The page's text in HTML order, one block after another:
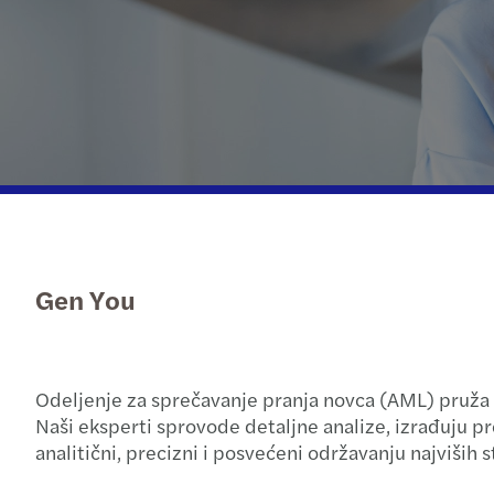
Gen You
Odeljenje za sprečavanje pranja novca (AML)
Naši eksperti sprovode detaljne analize, izrađuju
analitični, precizni i posvećeni održavanju najviših